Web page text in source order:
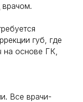
врачом.
губ, где
на основе ГК,
Все врачи-